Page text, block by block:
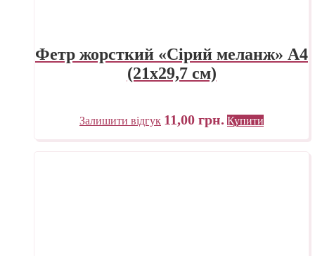
Фетр жорсткий «Сірий меланж» А4
(21х29,7 см)
Залишити відгук 11,00 грн. Купити